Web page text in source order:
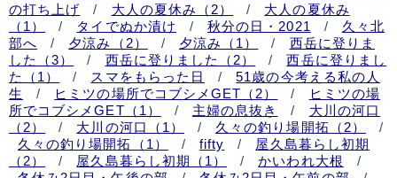
の打ち上げ
/ 大人の夏休み（2） /
大人の夏休み
（1）
/ タイでぬか漬け / 秋分の日・2021 /
久々北
部へ
/ 夕涼み（2） / 夕涼み（1） /
西岳に登りま
した（3）
/ 西岳に登りました（2） /
西岳に登りまし
た（1）
/ スマをもらった日 /
51歳の今考える私の人
生
/ ヒミツの場所でコブシメGET（2） /
ヒミツの場
所でコブシメGET（1）
/ 主婦の息抜き /
大川の河口
（2）
/ 大川の河口（1） / 久々の釣り場開拓（2）
/
久々の釣り場開拓（1）
/ fifty /
屋久島暮らし初期
（2）
/ 屋久島暮らし初期（1） / かいわれ大根
/